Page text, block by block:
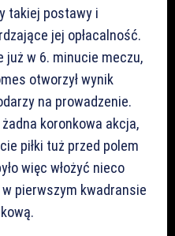
takiej postawy i
jej opłacalność.
już w 6. minucie meczu,
otworzył wynik
na prowadzenie.
koronkowa akcja,
piłki tuż przed polem
więc włożyć nieco
pierwszym kwadransie